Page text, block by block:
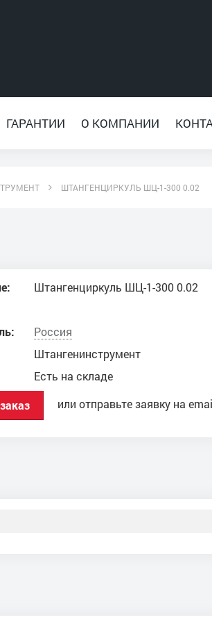
ГАРАНТИИ О КОМПАНИИ
ШТАНГЕНЦИРКУЛЬ ШЦ-1-300 0.02
Штангенциркуль ШЦ-1-300 0.02
Россия
Штангенинструмент
Есть на складе
или отправьте заявку на